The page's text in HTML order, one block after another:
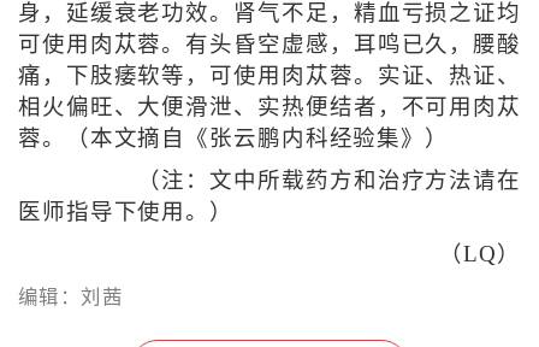
身，延缓衰老功效。肾气不足，精血亏损之证均
可使用肉苁蓉。有头昏空虚感，耳鸣已久，腰酸
痛，下肢痿软等，可使用肉苁蓉。实证、热证、
相火偏旺、大便滑泄、实热便结者，不可用肉苁
蓉。（本文摘自《张云鹏内科经验集》）
（注：文中所载药方和治疗方法请在
医师指导下使用。）
（LQ）
编辑：刘茜